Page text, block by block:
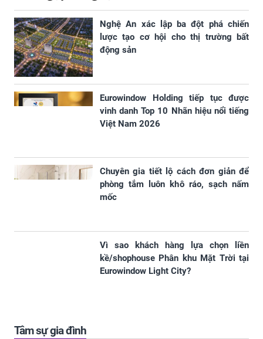
Nghệ An xác lập ba đột phá chiến
lược tạo cơ hội cho thị trường bất
động sản
Eurowindow Holding tiếp tục được
vinh danh Top 10 Nhãn hiệu nổi tiếng
Việt Nam 2026
Chuyên gia tiết lộ cách đơn giản để
phòng tắm luôn khô ráo, sạch nấm
mốc
Vì sao khách hàng lựa chọn liền
kề/shophouse Phân khu Mặt Trời tại
Eurowindow Light City?
Tâm sự gia đình